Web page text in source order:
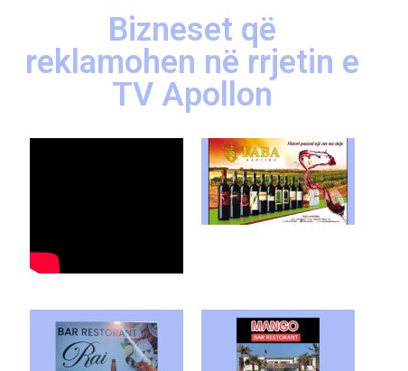
Bizneset që
reklamohen në rrjetin e
TV Apollon